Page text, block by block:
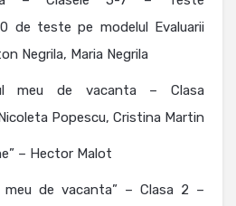
de teste pe modelul Evaluarii
Negrila, Maria Negrila
meu de vacanta – Clasa
Popescu, Cristina Martin
– Hector Malot
meu de vacanta” – Clasa 2 –